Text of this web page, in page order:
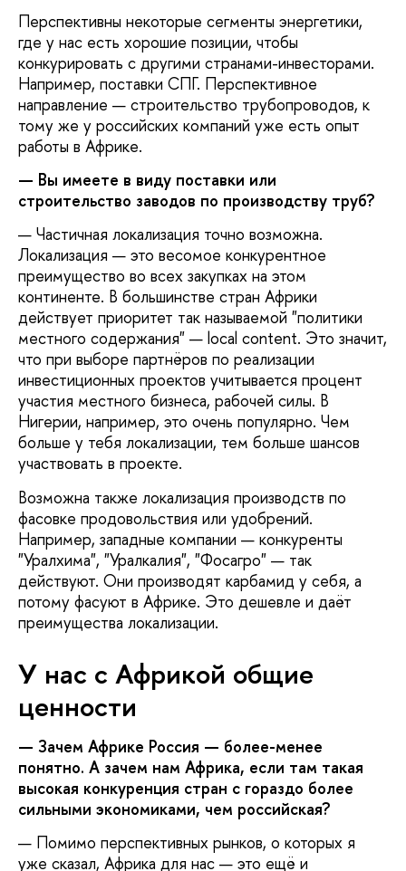
Перспективны некоторые сегменты энергетики,
где у нас есть хорошие позиции, чтобы
конкурировать с другими странами-инвесторами.
Например, поставки СПГ. Перспективное
направление — строительство трубопроводов, к
тому же у российских компаний уже есть опыт
работы в Африке.
— Вы имеете в виду поставки или
строительство заводов по производству труб?
— Частичная локализация точно возможна.
Локализация — это весомое конкурентное
преимущество во всех закупках на этом
континенте. В большинстве стран Африки
действует приоритет так называемой "политики
местного содержания" — local content. Это значит,
что при выборе партнёров по реализации
инвестиционных проектов учитывается процент
участия местного бизнеса, рабочей силы. В
Нигерии, например, это очень популярно. Чем
больше у тебя локализации, тем больше шансов
участвовать в проекте.
Возможна также локализация производств по
фасовке продовольствия или удобрений.
Например, западные компании — конкуренты
"Уралхима", "Уралкалия", "Фосагро" — так
действуют. Они производят карбамид у себя, а
потому фасуют в Африке. Это дешевле и даёт
преимущества локализации.
У нас с Африкой общие
ценности
— Зачем Африке Россия — более-менее
понятно. А зачем нам Африка, если там такая
высокая конкуренция стран с гораздо более
сильными экономиками, чем российская?
— Помимо перспективных рынков, о которых я
уже сказал, Африка для нас — это ещё и